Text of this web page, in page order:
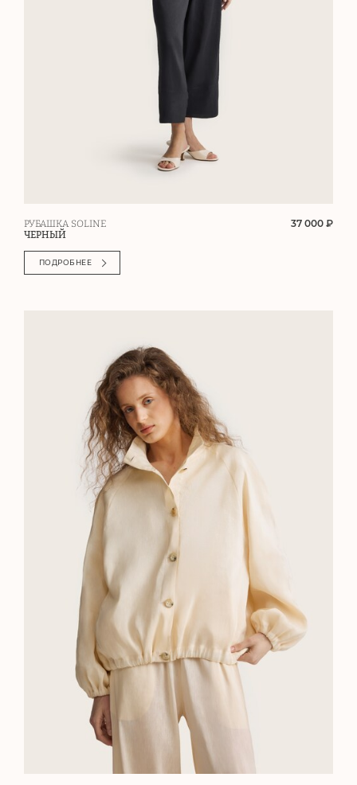
РУБАШКА SOLINE
ЧЕРНЫЙ
37 000 ₽
ПОДРОБНЕЕ